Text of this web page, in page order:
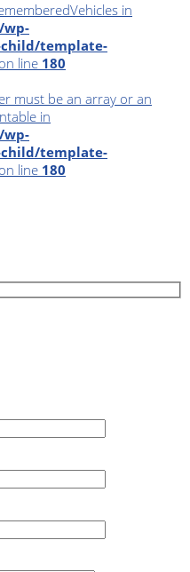
in
wp-
template-
on line 180
must be an array or an
in
wp-
template-
on line 180